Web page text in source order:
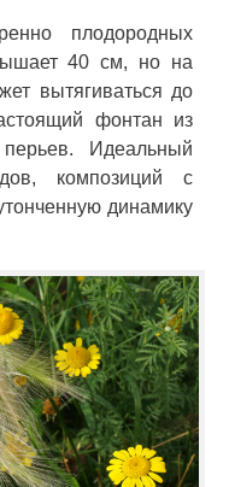
плодородных
40 см, но на
вытягиваться до
фонтан из
Идеальный
композиций с
динамику